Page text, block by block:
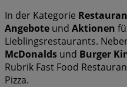
In der Kategorie
Angebote und Aktionen
Lieblingsrestaurants.
McDonalds und Burger
Rubrik Fast Food
Pizza.